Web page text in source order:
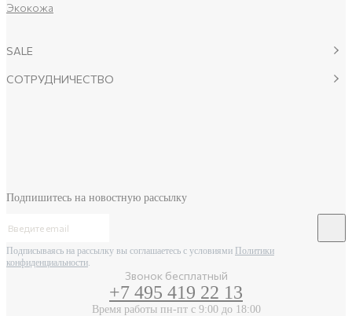
Экокожа
SALE
СОТРУДНИЧЕСТВО
Звонок бесплатный
+7 495 419 22 13
Время работы пн-пт с 9:00 до 18:00
Подпишитесь на новостную рассылку
Подписываясь на рассылку вы соглашаетесь с условиями Политики
конфиденциальности.